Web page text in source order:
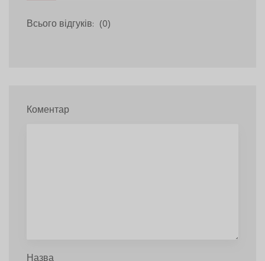
Всього відгуків: (0)
Коментар